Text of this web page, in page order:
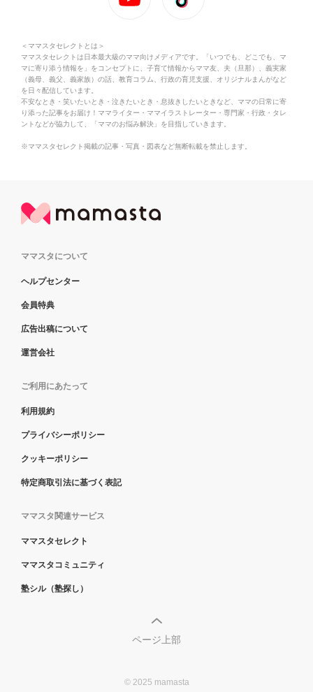
＜ママスタセレクトとは＞
ママスタセレクトは日本最大級のママ向けメディアです。「いつでも、どこでも、マ
マに寄り添う情報を」をコンセプトに、子育て情報からママ友、夫（旦那）、義実家
（義母、義父、義家族）の話、教育コラム、行政の育児支援、オリジナルまんがなど
を日々配信しています。
不安なとき・笑いたいとき・泣きたいとき・息抜きしたいときなど、ママの日常に寄
り添った記事をお届け！ママライター・ママイラストレーター・専門家・行政・タレ
ントなどが協力して、「ママのお悩み解決」を目指していきます。
※ママスタセレクト掲載の記事・写真・図表など無断転載を禁止します。
ママスタについて
ヘルプセンター
会員特典
広告出稿について
運営会社
ご利用にあたって
利用規約
プライバシーポリシー
クッキーポリシー
特定商取引法に基づく表記
ママスタ関連サービス
ママスタセレクト
ママスタコミュニティ
塾シル（塾探し）
ページ上部
© 2025 mamasta